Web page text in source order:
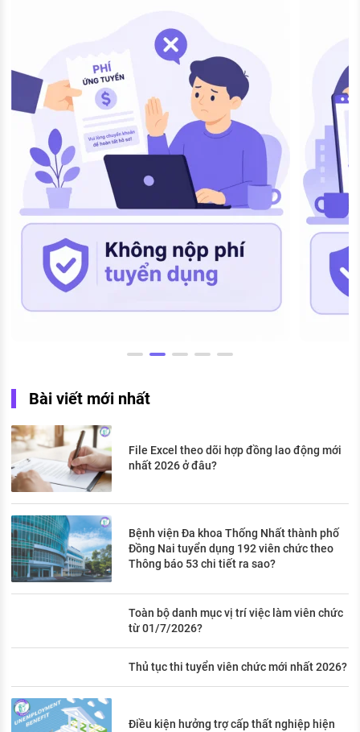
Bài viết mới nhất
File Excel theo dõi hợp đồng lao động mới
nhất 2026 ở đâu?
Bệnh viện Đa khoa Thống Nhất thành phố
Đồng Nai tuyển dụng 192 viên chức theo
Thông báo 53 chi tiết ra sao?
Toàn bộ danh mục vị trí việc làm viên chức
từ 01/7/2026?
Thủ tục thi tuyển viên chức mới nhất 2026?
Điều kiện hưởng trợ cấp thất nghiệp hiện